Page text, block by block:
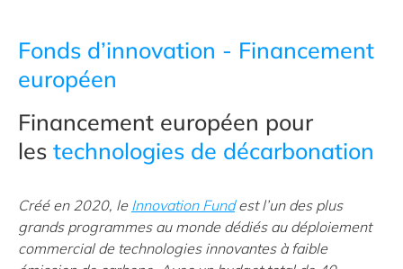
Fonds d’innovation - Financement
européen
Financement européen pour
les technologies de décarbonation
Créé en 2020, le Innovation Fundest l’un des plus
grands programmes au monde dédiés au déploiement
commercial de technologies innovantes à faible